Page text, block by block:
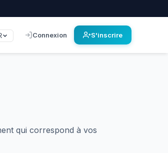
Connexion S'inscrire
qui correspond à vos